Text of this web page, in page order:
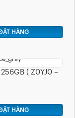
HÀNG
( Z0YJ0 –
HÀNG